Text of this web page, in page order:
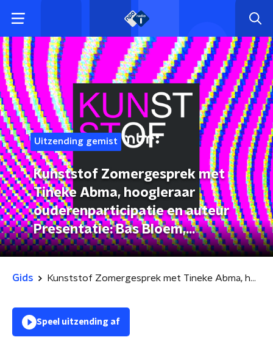
Uitzending gemist
Kunststof Zomergesprek met
Tineke Abma, hoogleraar
ouderenparticipatie en auteur
Presentatie: Bas Bloem,
hoogleraar neurologie
Gids Kunststof Zomergesprek met Tineke Abma, hoogleraar ouderenparticipatie en auteur Presentatie: Bas Bloem, hoogleraar neurologie
Speel uitzending af